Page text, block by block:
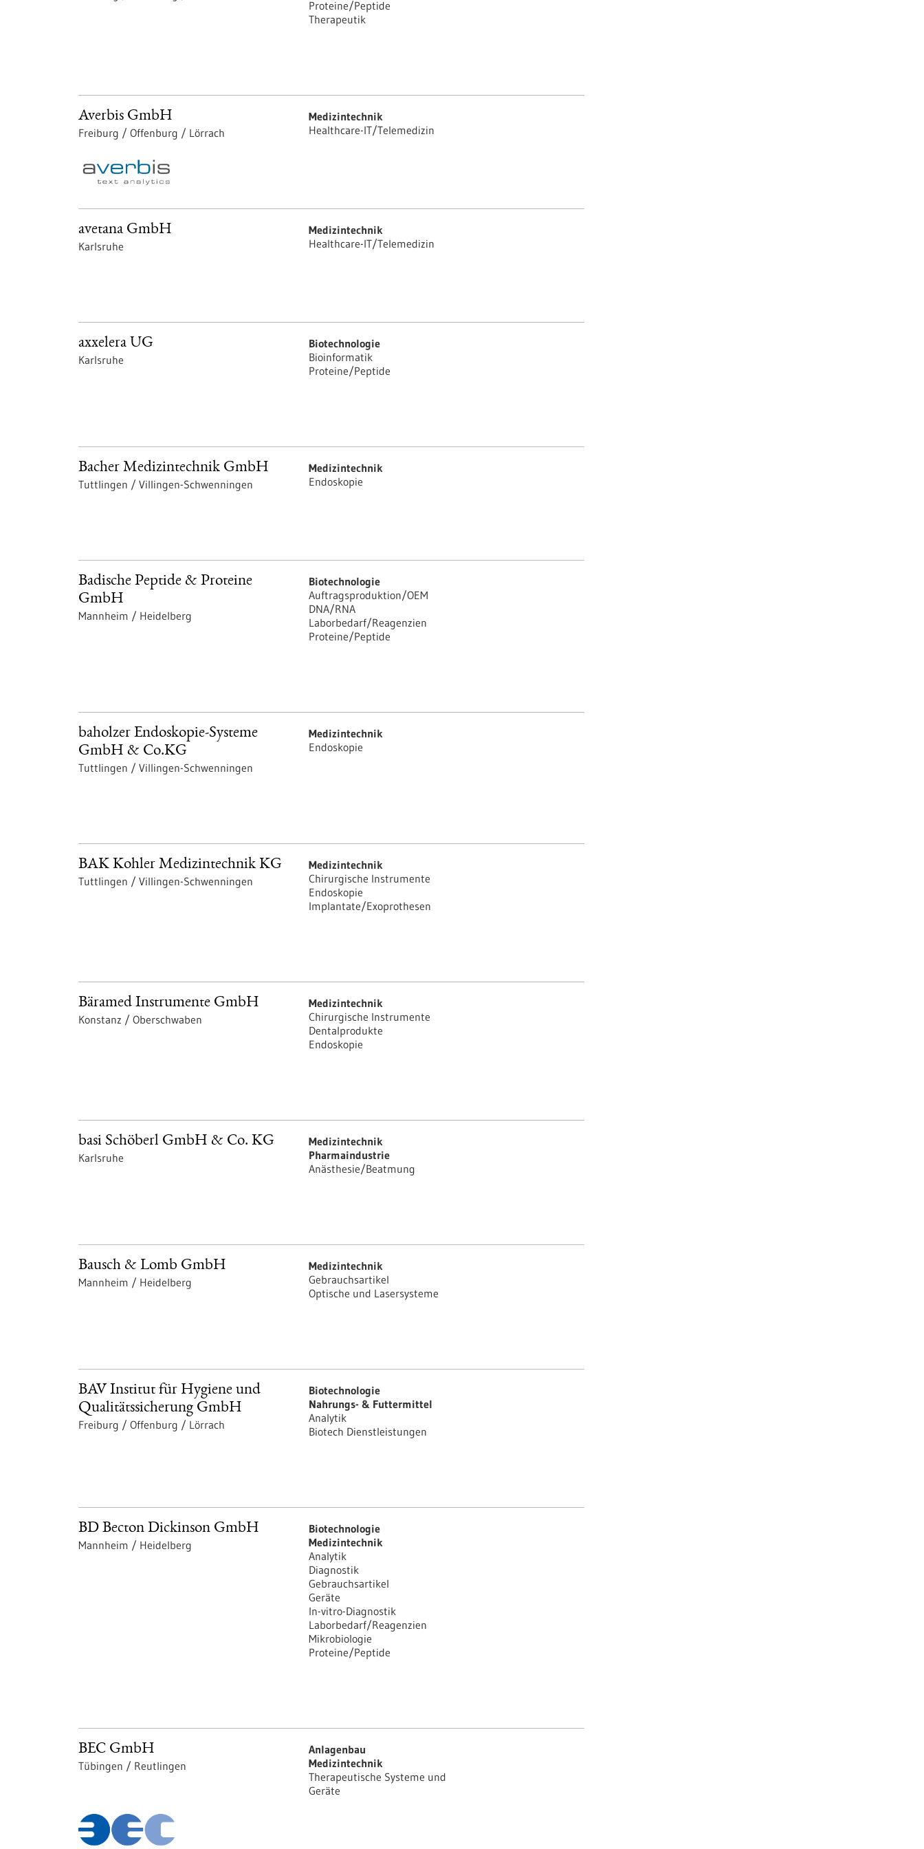
Proteine/Peptide
Therapeutik
Averbis GmbH
Freiburg / Offenburg / Lörrach
Medizintechnik
Healthcare-IT/Telemedizin
avetana GmbH
Karlsruhe
Medizintechnik
Healthcare-IT/Telemedizin
axxelera UG
Karlsruhe
Biotechnologie
Bioinformatik
Proteine/Peptide
Bacher Medizintechnik GmbH
Tuttlingen / Villingen-Schwenningen
Medizintechnik
Endoskopie
Badische Peptide & Proteine
GmbH
Mannheim / Heidelberg
Biotechnologie
Auftragsproduktion/OEM
DNA/RNA
Laborbedarf/Reagenzien
Proteine/Peptide
baholzer Endoskopie-Systeme
GmbH & Co.KG
Tuttlingen / Villingen-Schwenningen
Medizintechnik
Endoskopie
BAK Kohler Medizintechnik KG
Tuttlingen / Villingen-Schwenningen
Medizintechnik
Chirurgische Instrumente
Endoskopie
Implantate/Exoprothesen
Bäramed Instrumente GmbH
Konstanz / Oberschwaben
Medizintechnik
Chirurgische Instrumente
Dentalprodukte
Endoskopie
basi Schöberl GmbH & Co. KG
Karlsruhe
Medizintechnik
Pharmaindustrie
Anästhesie/Beatmung
Bausch & Lomb GmbH
Mannheim / Heidelberg
Medizintechnik
Gebrauchsartikel
Optische und Lasersysteme
BAV Institut für Hygiene und
Qualitätssicherung GmbH
Freiburg / Offenburg / Lörrach
Biotechnologie
Nahrungs- & Futtermittel
Analytik
Biotech Dienstleistungen
BD Becton Dickinson GmbH
Mannheim / Heidelberg
Biotechnologie
Medizintechnik
Analytik
Diagnostik
Gebrauchsartikel
Geräte
In-vitro-Diagnostik
Laborbedarf/Reagenzien
Mikrobiologie
Proteine/Peptide
BEC GmbH
Tübingen / Reutlingen
Anlagenbau
Medizintechnik
Therapeutische Systeme und
Geräte